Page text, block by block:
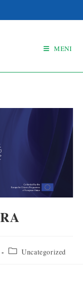
MENI
Uncategorized